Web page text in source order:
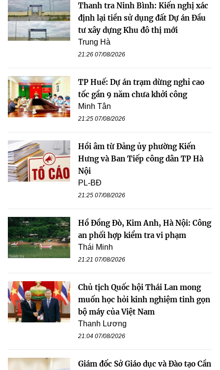
Thanh tra Ninh Bình: Kiến nghị xác
định lại tiền sử dụng đất Dự án Đầu
tư xây dựng Khu đô thị mới
Trung Hà
21:26 07/08/2026
TP Huế: Dự án trạm dừng nghỉ cao
tốc gần 9 năm chưa khởi công
Minh Tân
21:25 07/08/2026
Hồi âm từ Đảng ủy phường Kiến
Hưng và Ban Tiếp công dân TP Hà
Nội
PL-BĐ
21:25 07/08/2026
Hồ Đồng Đò, Kim Anh, Hà Nội: Công
an phối hợp kiểm tra vi phạm
Thái Minh
21:21 07/08/2026
Chủ tịch Quốc hội Thái Lan mong
muốn học hỏi kinh nghiệm tinh gọn
bộ máy của Việt Nam
Thanh Lương
21:04 07/08/2026
Giám đốc Sở Giáo dục và Đào tạo Cần